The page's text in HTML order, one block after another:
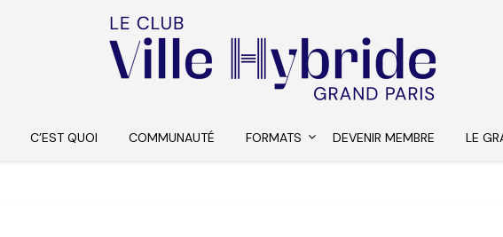
C’EST QUOI COMMUNAUTÉ FORMATS DEVENIR MEMBRE LE